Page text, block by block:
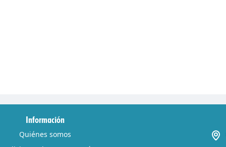
Información
Quiénes somos